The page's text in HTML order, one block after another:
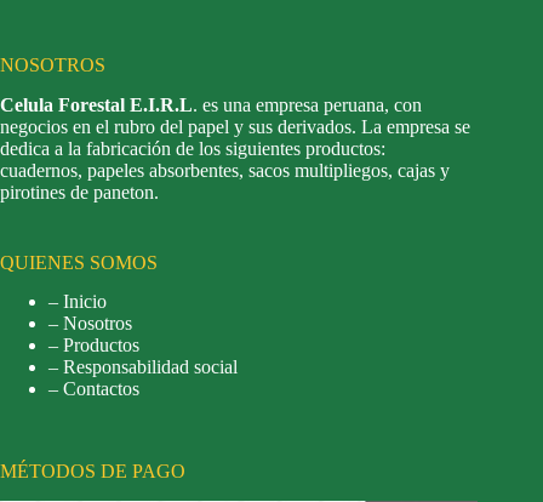
NOSOTROS
Celula Forestal E.I.R.L. es una empresa peruana, con
negocios en el rubro del papel y sus derivados. La empresa se
dedica a la fabricación de los siguientes productos:
cuadernos, papeles absorbentes, sacos multipliegos, cajas y
pirotines de paneton.
QUIENES SOMOS
– Inicio
– Nosotros
– Productos
– Responsabilidad social
– Contactos
MÉTODOS DE PAGO